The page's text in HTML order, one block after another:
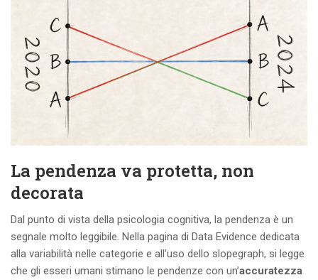
La pendenza va protetta, non
decorata
Dal punto di vista della psicologia cognitiva, la pendenza è un
segnale molto leggibile. Nella pagina di Data Evidence dedicata
alla variabilità nelle categorie e all’uso dello slopegraph, si legge
che gli esseri umani stimano le pendenze con un’accuratezza